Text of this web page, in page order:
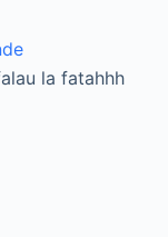
la fatahhh